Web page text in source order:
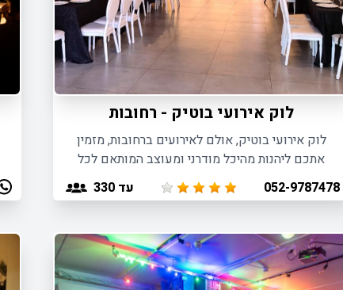
לוק אירועי בוטיק - רחובות
לוק אירועי בוטיק, אולם לאירועים ברחובות, מזמין
אתכם ליהנות מהיכל מודרני ומעוצב המותאם לכל
סוגי האירועים עד 330 משתתפים.052-9787478 עד 330